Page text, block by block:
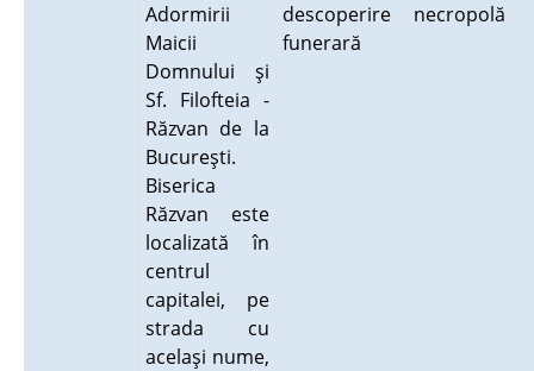
Adormirii
Maicii
Domnului şi
Sf. Filofteia -
Răzvan de la
Bucureşti.
Biserica
Răzvan este
localizată în
centrul
capitalei, pe
strada cu
acelaşi nume,
descoperire
funerară
necropolă